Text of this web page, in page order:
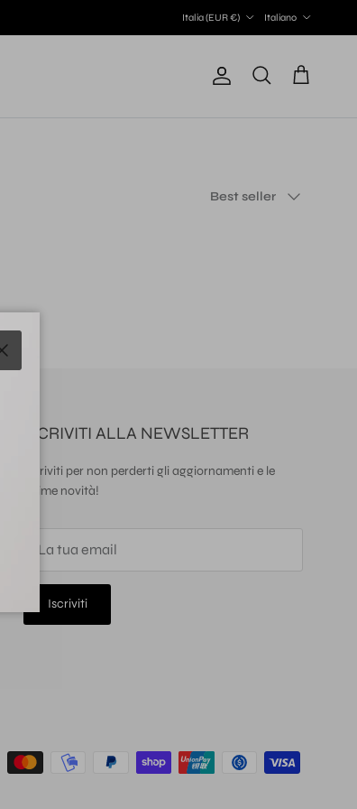
Italia (EUR €)
Italiano
Account
Cerca Carrello
Best seller
ISCRIVITI ALLA NEWSLETTER
Iscriviti per non perderti gli aggiornamenti e le
ultime novità!
Iscriviti
Chiudi